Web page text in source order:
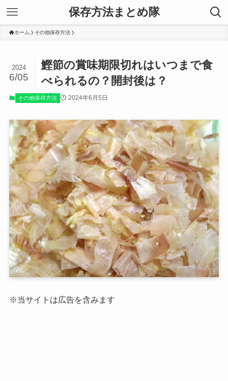
保存方法まとめ隊
ホーム その他保存方法
鰹節の賞味期限切れはいつまで食
べられるの？開封後は？
2024
6/05
その他保存方法 2024年6月5日
※当サイトは広告を含みます